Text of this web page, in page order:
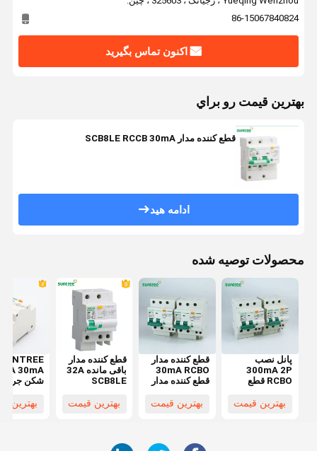
86-15067840824
اکنون تماس بگیرید
بهترين قيمت رو براي
قطع کننده مدار SCB8LE RCCB 30mA
ادامه هید
محصولات توصیه شده
پانل نصب
300mA 2P
RCBO قطع
IEC60898
بهترین قیمت
قطع کننده مدار
30mA RCBO
قطع کننده مدار
بهترین قیمت
قطع کننده مدار
باقی مانده 32A
SCB8LE
بهترین قیمت
30mA
شکن
بهترین